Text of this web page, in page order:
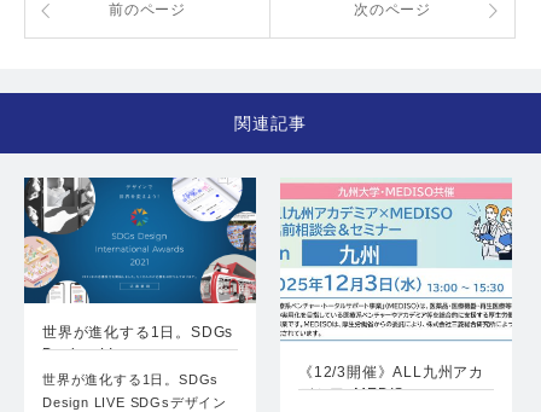
前のページ 次のページ
関連記事
世界が進化する1日。SDGs
Design LI…
世界が進化する1日。SDGs
Design LIVE SDGsデザイン
《12/3開催》ALL九州アカ
デミア×MEDIS…